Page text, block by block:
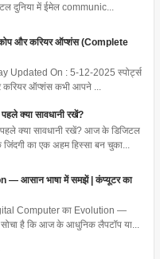
दुनिया में ईमेल communic...
स्कोप और करियर ऑप्शंस (Complete
Updated On : 5-12-2025 स्पोर्ट्स
करियर ऑप्शंस कभी आपने ...
क्या सावधानी रखें?
क्या सावधानी रखें? आज के डिजिटल
जिंदगी का एक अहम हिस्सा बन चुका...
आसान भाषा में समझें | कंप्यूटर का
Computer का Evolution —
है कि आज के आधुनिक लैपटॉप या...